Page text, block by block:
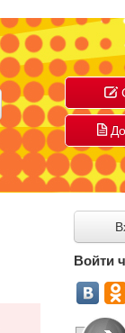
Войти